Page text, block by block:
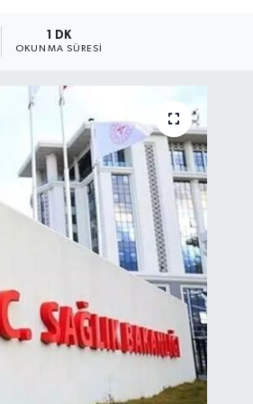
1 DK
OKUNMA SÜRESI